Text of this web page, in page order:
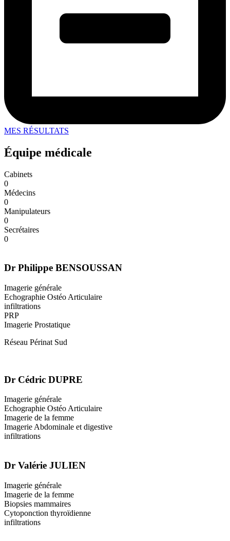
MES RÉSULTATS
Équipe médicale
Cabinets
0
Médecins
0
Manipulateurs
0
Secrétaires
0
Dr Philippe BENSOUSSAN
Imagerie générale
Echographie Ostéo Articulaire
infiltrations
PRP
Imagerie Prostatique
Réseau Périnat Sud
Dr Cédric DUPRE
Imagerie générale
Echographie Ostéo Articulaire
Imagerie de la femme
Imagerie Abdominale et digestive
infiltrations
Dr Valérie JULIEN
Imagerie générale
Imagerie de la femme
Biopsies mammaires
Cytoponction thyroïdienne
infiltrations